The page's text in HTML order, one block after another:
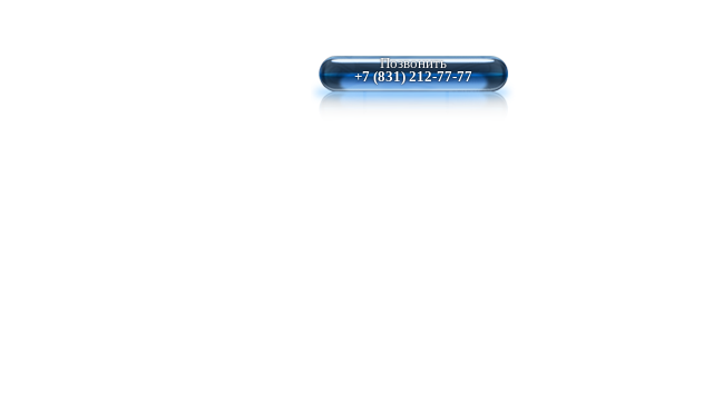
Позвонить
+7 (831) 212-77-77